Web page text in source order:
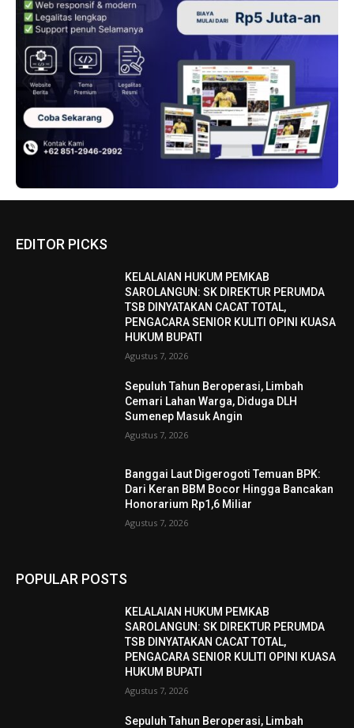
EDITOR PICKS
KELALAIAN HUKUM PEMKAB
SAROLANGUN: SK DIREKTUR PERUMDA
TSB DINYATAKAN CACAT TOTAL,
PENGACARA SENIOR KULITI OPINI KUASA
HUKUM BUPATI
Agustus 7, 2026
Sepuluh Tahun Beroperasi, Limbah
Cemari Lahan Warga, Diduga DLH
Sumenep Masuk Angin
Agustus 7, 2026
Banggai Laut Digerogoti Temuan BPK:
Dari Keran BBM Bocor Hingga Bancakan
Honorarium Rp1,6 Miliar
Agustus 7, 2026
POPULAR POSTS
KELALAIAN HUKUM PEMKAB
SAROLANGUN: SK DIREKTUR PERUMDA
TSB DINYATAKAN CACAT TOTAL,
PENGACARA SENIOR KULITI OPINI KUASA
HUKUM BUPATI
Agustus 7, 2026
Sepuluh Tahun Beroperasi, Limbah